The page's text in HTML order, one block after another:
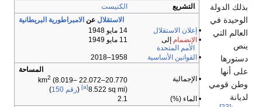
التشريع
الكنيست
الاستقلالعنالامبراطورية البريطانية
إعلان الاستقلال
•
الإنضمامإلى
الأمم المتحدة
القوانين الأساسية
1958–2018
المساحة
• الإجمالية
20.770–22.072 km
2(8.019–
8.522 sq mi)
[a]
(رقم 150
)
• الماء (%)
الدولة
في
التي
أنها
قومي